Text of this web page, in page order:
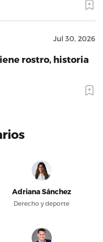
Jul 30, 2026
rostro, historia
Adriana Sánchez
Derecho y deporte